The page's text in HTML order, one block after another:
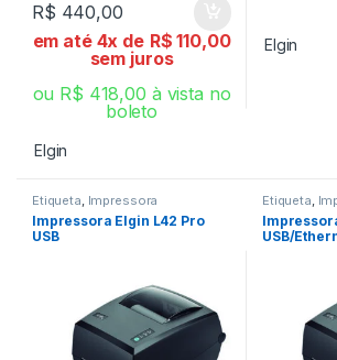
R$ 440,00
em até 4x de R$ 110,00
sem juros
ou R$ 418,00 à vista no
boleto
Elgin
Elgin
Etiqueta, Impressora
Impressora Elgin L42 Pro
USB
Etiqueta,
USB/